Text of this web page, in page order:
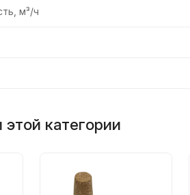
м³/ч
категории